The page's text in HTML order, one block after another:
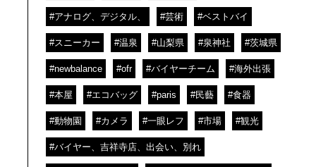
#アナログ、デジタル、 #芸術 #ベストバイ
#スニーカー #温泉 #山梨県 #泉神社 #茨城県
#newbalance #ofr #バイヤーチーム #海外出張
#本屋 #エコバッグ #paris #民藝 #食器
#動物園 #カメラ #一眼レフ #市場 #観光
#バイヤー、吉祥寺店、出会い、別れ